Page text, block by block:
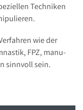
Tech­ni­ken
wie der
FPZ, ma­nu­
sinn­voll sein.